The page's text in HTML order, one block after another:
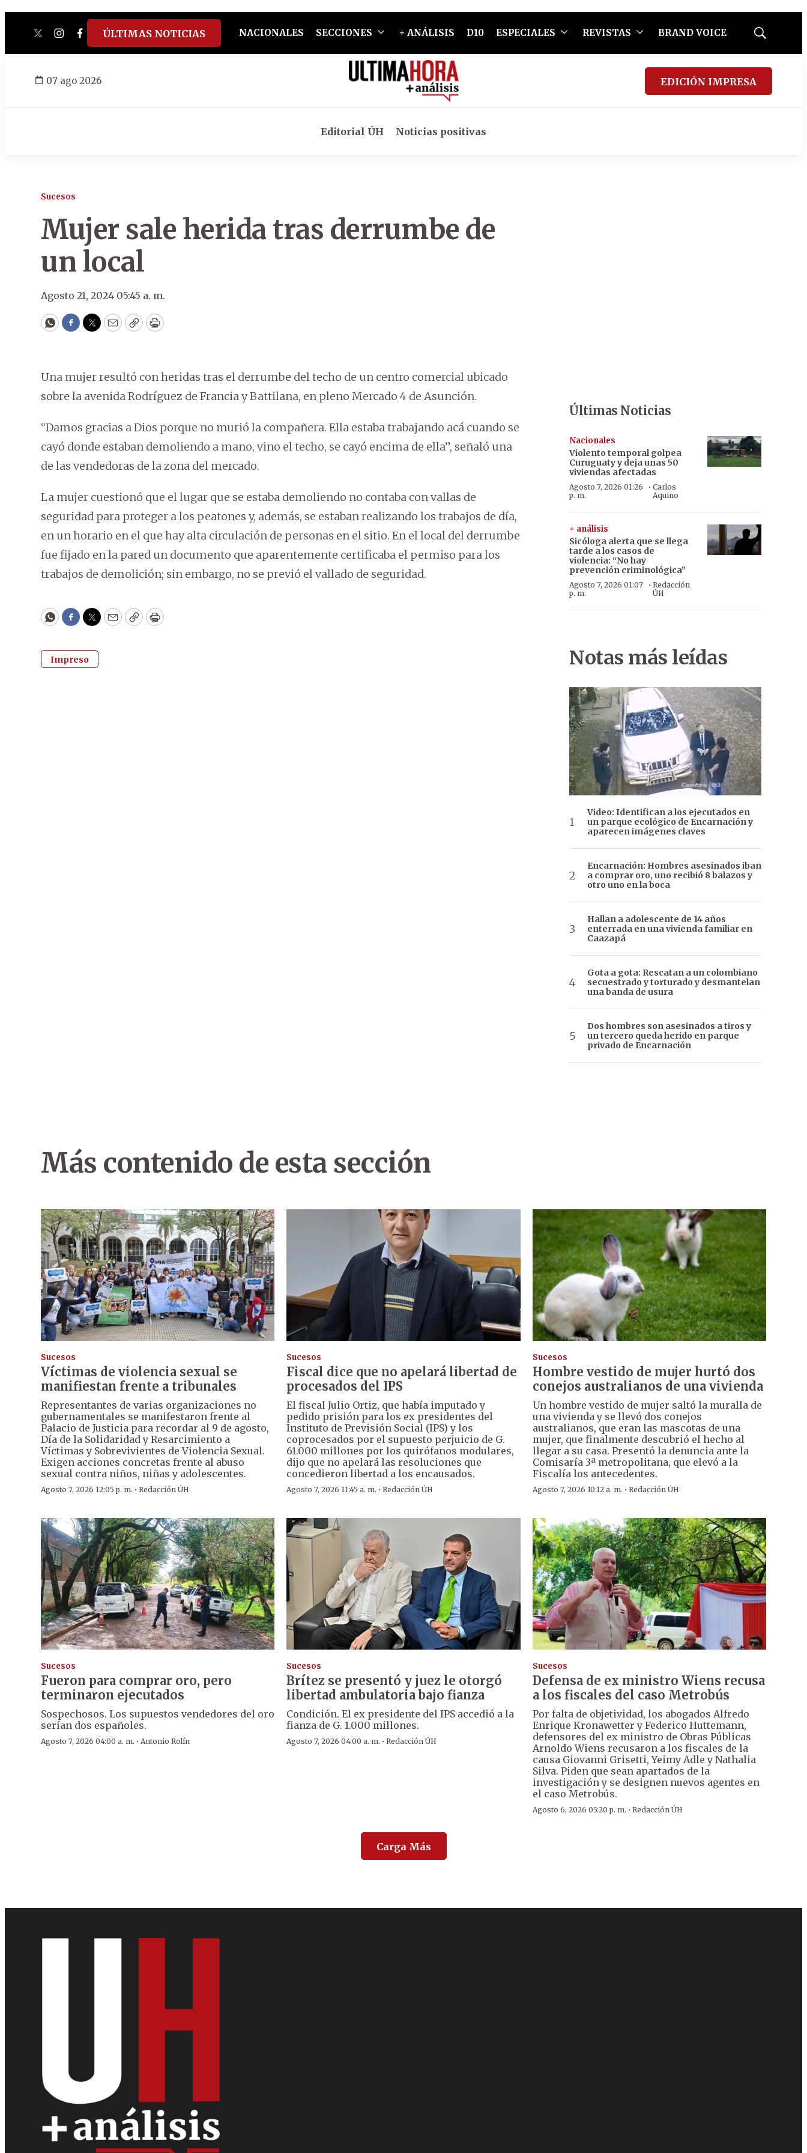
twitterinstagram
facebook
tiktokyoutube
spotify
ÚLTIMAS NOTICIAS NACIONALES SECCIONES + ANÁLISIS D10 ESPECIALES REVISTAS BRAND VOICE
Mostrar
07 ago 2026 EDICIÓN IMPRESA
Editorial ÚH Noticias positivas
Sucesos
Mujer sale herida tras derrumbe de
un local
Agosto 21, 2024 05:45 a. m.
WhatsApp
Facebook
Twitter
EmailCopyPrint
Una mujer resultó con heridas tras el derrumbe del techo de un centro comercial ubicado
sobre la avenida Rodríguez de Francia y Battilana, en pleno Mercado 4 de Asunción.
“Damos gracias a Dios porque no murió la compañera. Ella estaba trabajando acá cuando se
cayó donde estaban demoliendo a mano, vino el techo, se cayó encima de ella”, señaló una
de las vendedoras de la zona del mercado.
La mujer cuestionó que el lugar que se estaba demoliendo no contaba con vallas de
seguridad para proteger a los peatones y, además, se estaban realizando los trabajos de día,
en un horario en el que hay alta circulación de personas en el sitio. En el local del derrumbe
fue fijado en la pared un documento que aparentemente certificaba el permiso para los
trabajos de demolición; sin embargo, no se previó el vallado de seguridad.
WhatsApp
Facebook
Twitter
EmailCopyPrint
Impreso
Últimas Noticias
Nacionales
Violento temporal golpea
Curuguaty y deja unas 50
viviendas afectadas
Agosto 7, 2026 01:26
p. m.
· Carlos
Aquino
+ análisis
Sicóloga alerta que se llega
tarde a los casos de
violencia: “No hay
prevención criminológica”
Agosto 7, 2026 01:07
p. m.
·Redacción
ÚH
Notas más leídas
Video: Identifican a los ejecutados en
un parque ecológico de Encarnación y
aparecen imágenes claves
Encarnación: Hombres asesinados iban
a comprar oro, uno recibió 8 balazos y
otro uno en la boca
Hallan a adolescente de 14 años
enterrada en una vivienda familiar en
Caazapá
Gota a gota: Rescatan a un colombiano
secuestrado y torturado y desmantelan
una banda de usura
Dos hombres son asesinados a tiros y
un tercero queda herido en parque
privado de Encarnación
Más contenido de esta sección
Sucesos
Víctimas de violencia sexual se
manifiestan frente a tribunales
Representantes de varias organizaciones no
gubernamentales se manifestaron frente al
Palacio de Justicia para recordar al 9 de agosto,
Día de la Solidaridad y Resarcimiento a
Víctimas y Sobrevivientes de Violencia Sexual.
Exigen acciones concretas frente al abuso
sexual contra niños, niñas y adolescentes.
Agosto 7, 2026 12:05 p. m. · Redacción ÚH
Sucesos
Fiscal dice que no apelará libertad de
procesados del IPS
El fiscal Julio Ortiz, que había imputado y
pedido prisión para los ex presidentes del
Instituto de Previsión Social (IPS) y los
coprocesados por el supuesto perjuicio de G.
61.000 millones por los quirófanos modulares,
dijo que no apelará las resoluciones que
concedieron libertad a los encausados.
Agosto 7, 2026 11:45 a. m. ·Redacción ÚH
Sucesos
Hombre vestido de mujer hurtó dos
conejos australianos de una vivienda
Un hombre vestido de mujer saltó la muralla de
una vivienda y se llevó dos conejos
australianos, que eran las mascotas de una
mujer, que finalmente descubrió el hecho al
llegar a su casa. Presentó la denuncia ante la
Comisaría 3ª metropolitana, que elevó a la
Fiscalía los antecedentes.
Agosto 7, 2026 10:12 a. m. · Redacción ÚH
Sucesos
Fueron para comprar oro, pero
terminaron ejecutados
Sospechosos. Los supuestos vendedores del oro
serían dos españoles.
Agosto 7, 2026 04:00 a. m. · Antonio Rolín
Sucesos
Brítez se presentó y juez le otorgó
libertad ambulatoria bajo fianza
Condición. El ex presidente del IPS accedió a la
fianza de G. 1.000 millones.
Agosto 7, 2026 04:00 a. m. ·Redacción ÚH
Sucesos
Defensa de ex ministro Wiens recusa
a los fiscales del caso Metrobús
Por falta de objetividad, los abogados Alfredo
Enrique Kronawetter y Federico Huttemann,
defensores del ex ministro de Obras Públicas
Arnoldo Wiens recusaron a los fiscales de la
causa Giovanni Grisetti, Yeimy Adle y Nathalia
Silva. Piden que sean apartados de la
investigación y se designen nuevos agentes en
el caso Metrobús.
Agosto 6, 2026 05:20 p. m. · Redacción ÚH
Carga Más